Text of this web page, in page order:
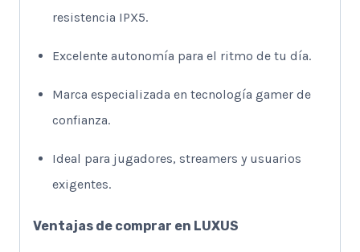
resistencia IPX5.
Excelente autonomía para el ritmo de tu día.
Marca especializada en tecnología gamer de
confianza.
Ideal para jugadores, streamers y usuarios
exigentes.
Ventajas de comprar en LUXUS